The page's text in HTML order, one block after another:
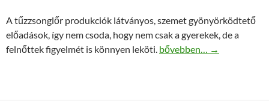
A tűzzsonglőr produkciók látványos, szemet gyönyörködtető
előadások, így nem csoda, hogy nem csak a gyerekek, de a
felnőttek figyelmét is könnyen leköti. Tűzzsonglőr produkció
bővebben… →